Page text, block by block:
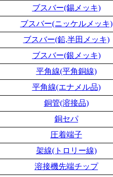
ブスバー(錫メッキ)
ブスバー(ニッケルメッキ)
ブスバー(鉛,半田メッキ)
ブスバー(銀メッキ)
平角線(平角銅線)
平角線(エナメル品)
銅管(溶接品)
銅セパ
圧着端子
架線(トロリー線)
溶接機先端チップ